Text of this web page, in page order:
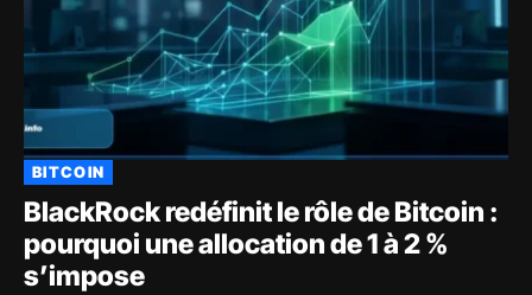
BITCOIN
BlackRock redéfinit le rôle de Bitcoin :
pourquoi une allocation de 1 à 2 %
s’impose